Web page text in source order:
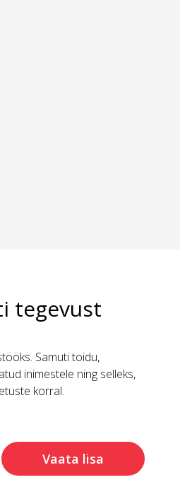
tegevust
Samuti toidu,
inimestele ning selleks,
korral.
Vaata lisa